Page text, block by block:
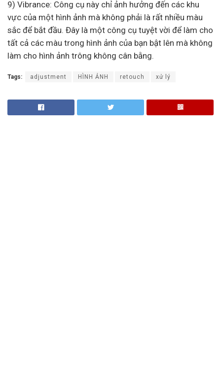
9) Vibrance: Công cụ này chỉ ảnh hưởng đến các khu
vực của một hình ảnh mà không phải là rất nhiều màu
sắc để bắt đầu. Đây là một công cụ tuyệt vời để làm cho
tất cả các màu trong hình ảnh của bạn bật lên mà không
làm cho hình ảnh trông không cân bằng.
Tags: adjustment HÌNH ẢNH retouch xử lý